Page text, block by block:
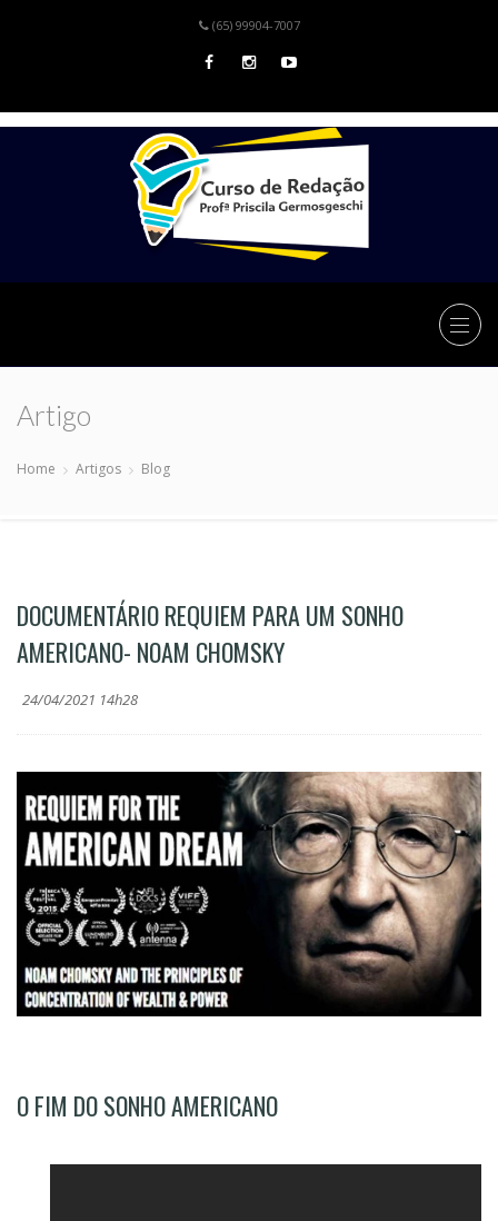
(65) 99904-7007
Artigo
Home Artigos Blog
DOCUMENTÁRIO REQUIEM PARA UM SONHO
AMERICANO- NOAM CHOMSKY
24/04/2021 14h28
O FIM DO SONHO AMERICANO